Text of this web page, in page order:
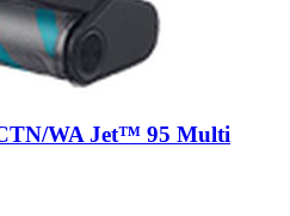
WA Jet™ 95 Multi